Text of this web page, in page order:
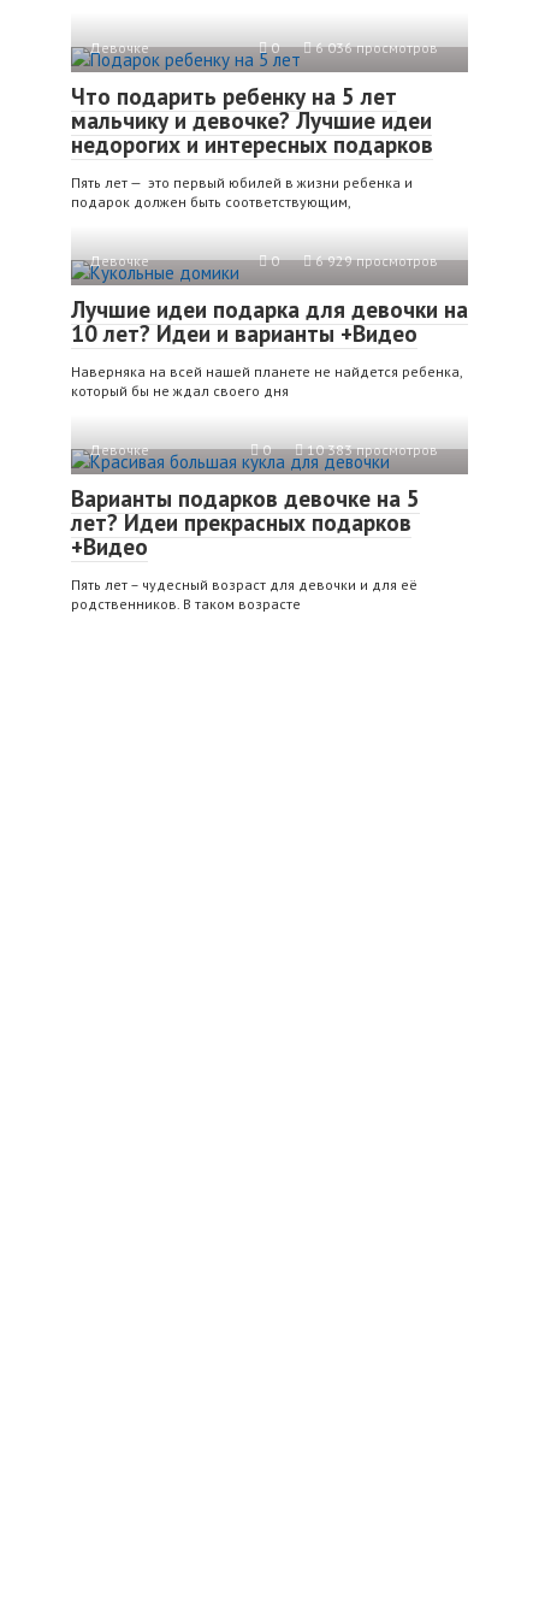
Девочкe 0 6 036 просмотров
Что подарить ребенку на 5 лет
мальчику и девочке? Лучшие идеи
недорогих и интересных подарков
Пять лет — это первый юбилей в жизни ребенка и
подарок должен быть соответствующим,
Девочкe 0 6 929 просмотров
Лучшие идеи подарка для девочки на
10 лет? Идеи и варианты +Видео
Наверняка на всей нашей планете не найдется ребенка,
который бы не ждал своего дня
Девочкe 0 10 383 просмотров
Варианты подарков девочке на 5
лет? Идеи прекрасных подарков
+Видео
Пять лет – чудесный возраст для девочки и для её
родственников. В таком возрасте